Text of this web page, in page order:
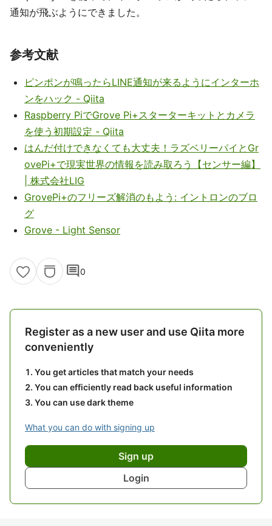
通知が飛ぶようにできました。
参考文献
ピンポンが鳴ったらLINE通知が来るようにインターホ
ンをハック - Qiita
Raspberry PiでGrove Pi+スターターキットとカメラ
を使う初期設定 - Qiita
はんだ付けできなくても大丈夫！ラズベリーパイとGr
ovePi+で現実世界の情報を読み取ろう【センサー編】
| 株式会社LIG
GrovePi+のフリーズ解消のもよう: イントロンのブロ
グ
Grove - Light Sensor
comment0
Register as a new user and use Qiita more
conveniently
You get articles that match your needs
You can efficiently read back useful information
You can use dark theme
What you can do with signing up
Sign up
Login